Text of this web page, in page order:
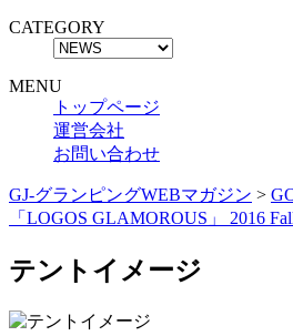
CATEGORY
MENU
トップページ
運営会社
お問い合わせ
GJ-グランピングWEBマガジン >
「LOGOS GLAMOROUS」 2016
テントイメージ